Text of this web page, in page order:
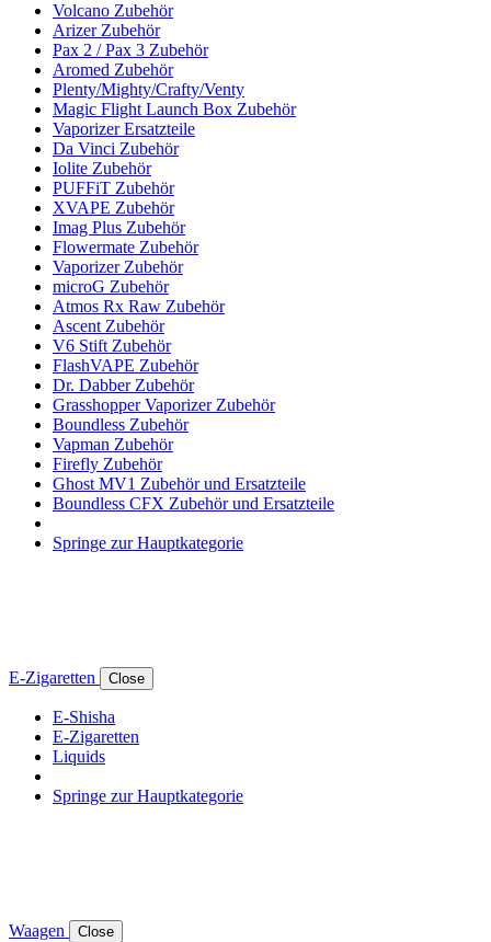
Volcano Zubehör
Arizer Zubehör
Pax 2 / Pax 3 Zubehör
Aromed Zubehör
Plenty/Mighty/Crafty/Venty
Magic Flight Launch Box Zubehör
Vaporizer Ersatzteile
Da Vinci Zubehör
Iolite Zubehör
PUFFiT Zubehör
XVAPE Zubehör
Imag Plus Zubehör
Flowermate Zubehör
Vaporizer Zubehör
microG Zubehör
Atmos Rx Raw Zubehör
Ascent Zubehör
V6 Stift Zubehör
FlashVAPE Zubehör
Dr. Dabber Zubehör
Grasshopper Vaporizer Zubehör
Boundless Zubehör
Vapman Zubehör
Firefly Zubehör
Ghost MV1 Zubehör und Ersatzteile
Boundless CFX Zubehör und Ersatzteile
Springe zur Hauptkategorie
E-Zigaretten Close
E-Shisha
E-Zigaretten
Liquids
Springe zur Hauptkategorie
Waagen Close